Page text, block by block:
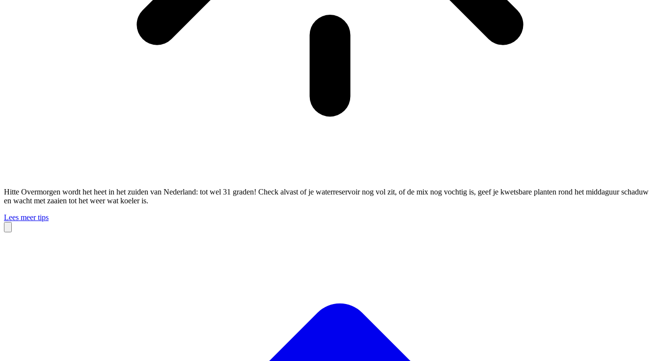
Hitte Overmorgen wordt het heet in het zuiden van Nederland: tot wel 31 graden! Check alvast of je waterreservoir nog vol zit, of de mix nog vochtig is, geef je kwetsbare planten rond het middaguur schaduw
en wacht met zaaien tot het weer wat koeler is.
Lees meer tips